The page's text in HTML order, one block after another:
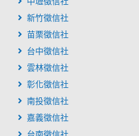
新竹徵信社
苗栗徵信社
台中徵信社
雲林徵信社
彰化徵信社
南投徵信社
嘉義徵信社